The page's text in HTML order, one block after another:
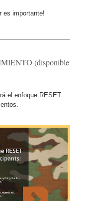
es importante!
(disponible
el enfoque RESET